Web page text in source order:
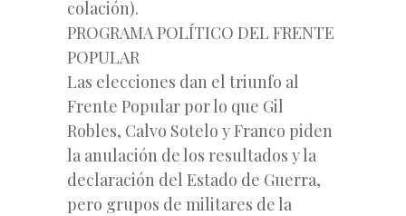
colación).
PROGRAMA POLÍTICO DEL FRENTE
POPULAR
Las elecciones dan el triunfo al
Frente Popular por lo que Gil
Robles, Calvo Sotelo y Franco piden
la anulación de los resultados y la
declaración del Estado de Guerra,
pero grupos de militares de la